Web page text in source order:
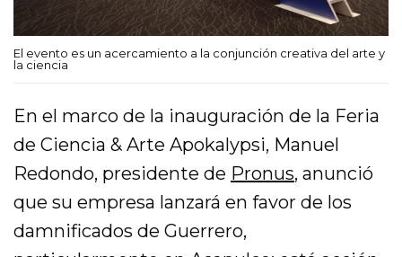
El evento es un acercamiento a la conjunción creativa del arte y
la ciencia
En el marco de la inauguración de la Feria
de Ciencia & Arte Apokalypsi, Manuel
Redondo, presidente de Pronus, anunció
que su empresa lanzará en favor de los
damnificados de Guerrero,